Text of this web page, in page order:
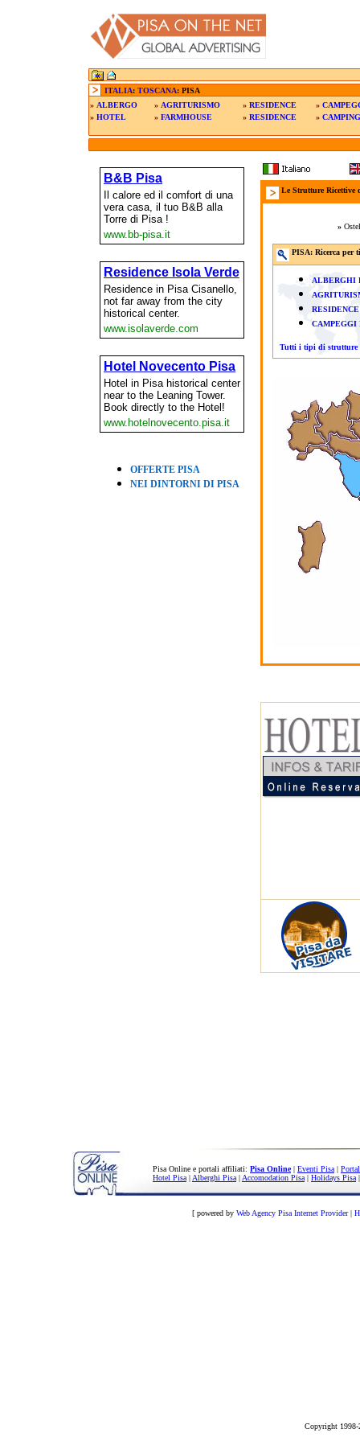
ITALIA: TOSCANA: PISA
» ALBERGO » AGRITURISMO » RESIDENCE »
» HOTEL » FARMHOUSE » RESIDENCE » CAMPING
Le Strutture Ricettive
»
PISA: Ricerca per
ALBERGHI
CAMPEGGI
Tutti i tipi di strutture
Copyright 1998-